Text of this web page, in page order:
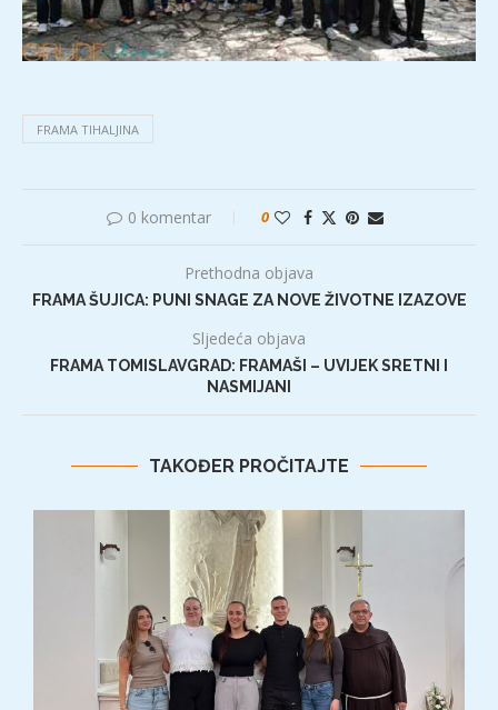
FRAMA TIHALJINA
0 komentar 0
Prethodna objava
FRAMA ŠUJICA: PUNI SNAGE ZA NOVE ŽIVOTNE IZAZOVE
Sljedeća objava
FRAMA TOMISLAVGRAD: FRAMAŠI – UVIJEK SRETNI I
NASMIJANI
TAKOĐER PROČITAJTE